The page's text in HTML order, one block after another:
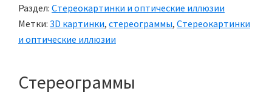
Раздел: Стереокартинки и оптические иллюзии
Метки: 3D картинки, стереограммы, Стереокартинки
и оптические иллюзии
Стереограммы